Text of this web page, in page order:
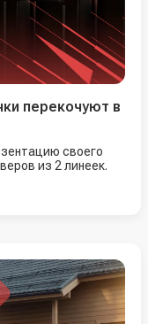
перекочуют в
своего
из 2 линеек.